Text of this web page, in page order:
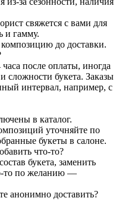
свяжется с вами для
и гамму.
до доставки.
после оплаты, иногда
сложности букета. Заказы
интервал, например, с
в каталог.
уточняйте по
букеты в салоне.
что-то?
букета, заменить
то по желанию —
анонимно доставить?